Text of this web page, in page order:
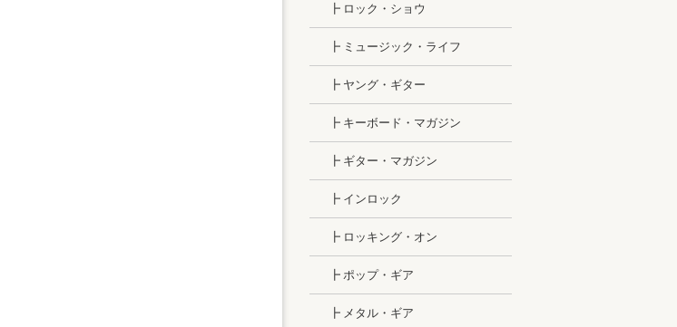
┣ ロック・ショウ
┣ ミュージック・ライフ
┣ ヤング・ギター
┣ キーボード・マガジン
┣ ギター・マガジン
┣ インロック
┣ ロッキング・オン
┣ ポップ・ギア
┣ メタル・ギア